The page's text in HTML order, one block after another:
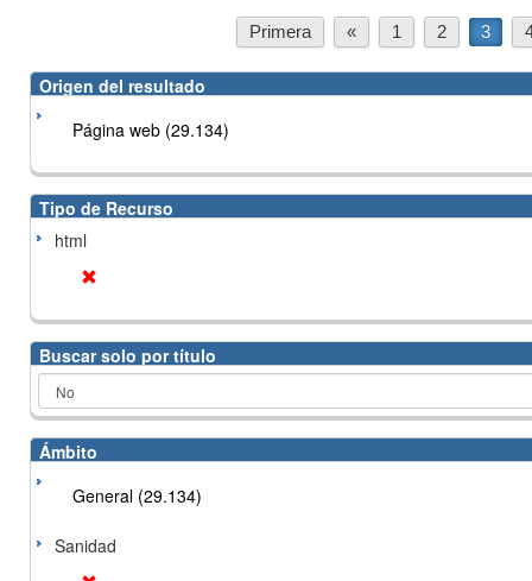
Primera « 1 2 3
Origen del resultado
Página web (29.134)
Tipo de Recurso
html
Buscar solo por título
Ámbito
General (29.134)
Sanidad